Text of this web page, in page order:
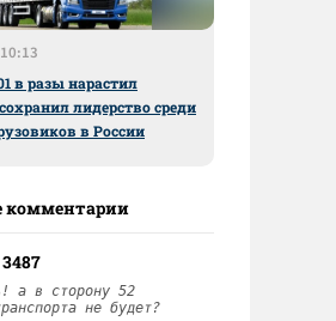
в разы нарастил
лидерство среди
в России
комментарии
а в сторону 52
не будет?